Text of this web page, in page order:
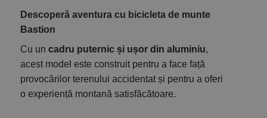
Descoperă aventura cu bicicleta de munte
Bastion
Cu uncadru puternic și ușor din aluminiu,
acest model este construit pentru a face față
provocărilor terenului accidentat și pentru a oferi
o experiență montană satisfăcătoare.